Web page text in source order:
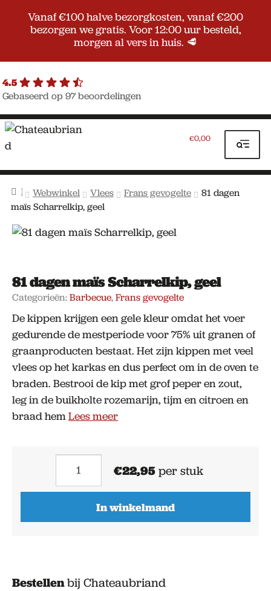
Vanaf €100 halve bezorgkosten, vanaf €200
bezorgen we gratis. Voor 12:00 uur besteld,
morgen al vers in huis. 🥩
4.5
Gebaseerd op 97 beoordelingen
Ga
door
naar
navigatie
Ga
naar
de
inhoud
€0,00
Home
Webwinkel Vlees Frans gevogelte
81 dagen
maïs Scharrelkip, geel
Categorieën:Barbecue,Frans gevogelte
81 dagen maïs Scharrelkip, geel
De kippen krijgen een gele kleur omdat het voer
gedurende de mestperiode voor 75% uit granen of
graanproducten bestaat. Het zijn kippen met veel
vlees op het karkas en dus perfect om in de oven te
braden. Bestrooi de kip met grof peper en zout,
leg in de buikholte rozemarijn, tijm en citroen en
braad hemLees meer
€22,95per stuk
dagen
maïs
Scharrelkip,
geel
In winkelmand
Bestellenbij Chateaubriand